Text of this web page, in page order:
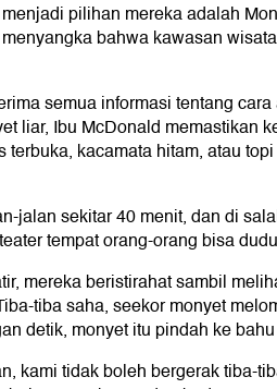
pilihan mereka adalah
bahwa kawasan
semua informasi tentang
liar, Ibu McDonald memastikan
terbuka, kacamata hitam, atau
jalan sekitar 40 menit, dan di
tempat orang-orang bisa
mereka beristirahat sambil
tiba saha, seekor monyet
detik, monyet itu pindah ke
kami tidak boleh bergerak tiba-